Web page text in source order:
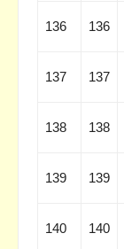
136 136
137 137
138 138
139 139
140 140